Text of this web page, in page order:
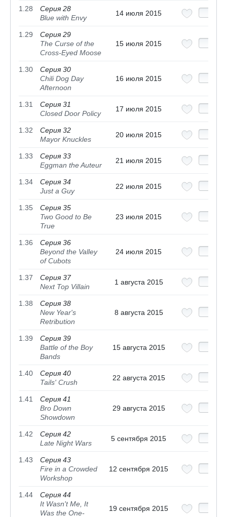
1.28
Серия 28
Blue with Envy
14 июля 2015
1.29
Серия 29
The Curse of the
Cross-Eyed Moose
15 июля 2015
1.30
Серия 30
Chili Dog Day
Afternoon
16 июля 2015
1.31
Серия 31
Closed Door Policy
17 июля 2015
1.32
Серия 32
Mayor Knuckles
20 июля 2015
1.33
Серия 33
Eggman the Auteur
21 июля 2015
1.34
Серия 34
Just a Guy
22 июля 2015
1.35
Серия 35
Two Good to Be
True
23 июля 2015
1.36
Серия 36
Beyond the Valley
of Cubots
24 июля 2015
1.37
Серия 37
Next Top Villain
1 августа 2015
1.38
Серия 38
New Year's
Retribution
8 августа 2015
1.39
Серия 39
Battle of the Boy
Bands
15 августа 2015
1.40
Серия 40
Tails' Crush
22 августа 2015
1.41
Серия 41
Bro Down
Showdown
29 августа 2015
1.42
Серия 42
Late Night Wars
5 сентября 2015
1.43
Серия 43
Fire in a Crowded
Workshop
12 сентября 2015
1.44
Серия 44
It Wasn't Me, It
Was the One-
19 сентября 2015